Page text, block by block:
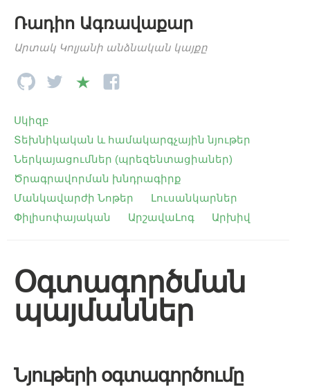
Ռադիո Ագռավաքար
Արտակ Կոլյանի անձնական կայքը
Սկիզբ
Տեխնիկական և համակարգչային նյութեր
Ներկայացումներ (պրեզենտացիաներ)
Ծրագրավորման խնդրագիրք
Մանկավարժի Նոթեր
Լուսանկարներ
Փիլիսոփայական
ԱրշավաԼոգ Արխիվ
Օգտագործման
պայմաններ
Նյութերի օգտագործումը